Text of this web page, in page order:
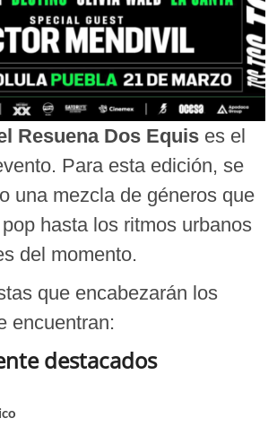
Resuena Dos Equis es el
Para esta edición, se
una mezcla de géneros que
hasta los ritmos urbanos
del momento.
que encabezarán los
encuentran:
destacados